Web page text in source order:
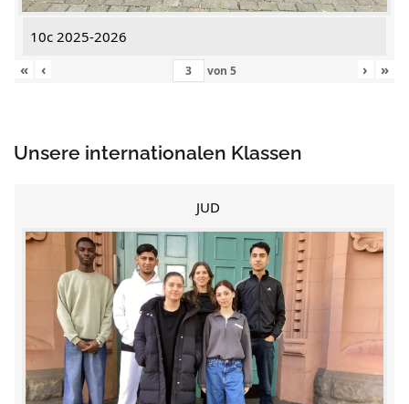
10c 2025-2026
«
‹ von 5 › »
Unsere internationalen Klassen
JUD